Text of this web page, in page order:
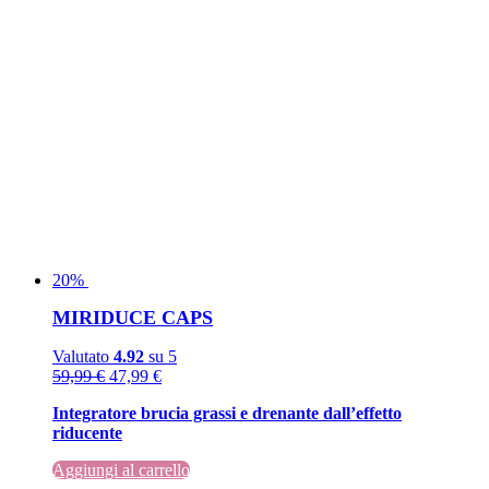
20%
MIRIDUCE CAPS
Valutato 4.92 su 5
Il
originale
era:
59,99€Il
attuale
è:
47,99 €
Integratore brucia grassi e drenante dall’effetto
riducente
Aggiungi al carrello